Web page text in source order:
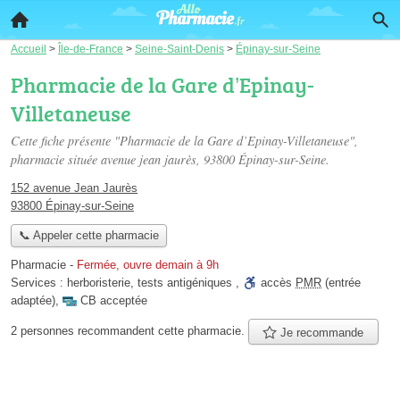
Accueil > Île-de-France > Seine-Saint-Denis > Épinay-sur-Seine
Pharmacie de la Gare d’Epinay-
Villetaneuse
Cette fiche présente "Pharmacie de la Gare d’Epinay-Villetaneuse",
pharmacie située avenue jean jaurès, 93800 Épinay-sur-Seine.
152 avenue Jean Jaurès
93800 Épinay-sur-Seine
📞 Appeler cette pharmacie
Pharmacie - Fermée, ouvre demain à 9h
Services : herboristerie, tests antigéniques , accès PMR (entrée
adaptée), CB acceptée
2 personnes recommandent cette pharmacie. Je recommande